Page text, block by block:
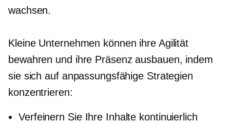
wachsen.
Kleine Unternehmen können ihre Agilität
bewahren und ihre Präsenz ausbauen, indem
sie sich auf anpassungsfähige Strategien
konzentrieren:
Verfeinern Sie Ihre Inhalte kontinuierlich